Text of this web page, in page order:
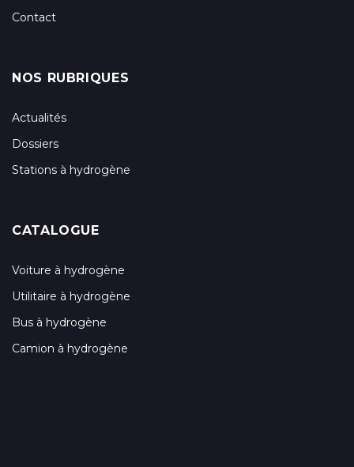
Contact
NOS RUBRIQUES
Actualités
Dossiers
Stations à hydrogène
CATALOGUE
Voiture à hydrogène
Utilitaire à hydrogène
Bus à hydrogène
Camion à hydrogène